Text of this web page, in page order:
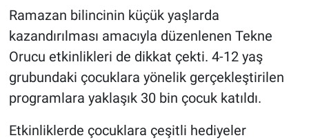
Ramazan bilincinin küçük yaşlarda
kazandırılması amacıyla düzenlenen Tekne
Orucu etkinlikleri de dikkat çekti. 4-12 yaş
grubundaki çocuklara yönelik gerçekleştirilen
programlara yaklaşık 30 bin çocuk katıldı.
Etkinliklerde çocuklara çeşitli hediyeler